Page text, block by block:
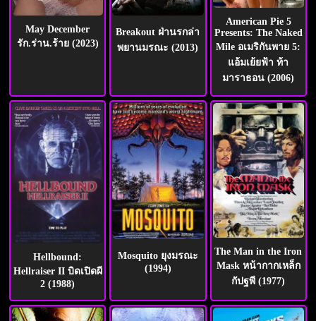
May December
รัก.ร่าน.ร้าย (2023)
Breakout ฝ่านรกล่า
พยานมรณะ (2013)
American Pie 5
Presents: The Naked
Mile อเมริกันพาย 5:
แอ้มเย้ยฟ้า ท้า
มาราธอน (2006)
Hellbound:
Hellraiser II บิดเปิดผี
2 (1988)
Mosquito ยุงมรณะ
(1994)
The Man in the Iron
Mask หน้ากากเหล็ก
กัปฐพี (1977)